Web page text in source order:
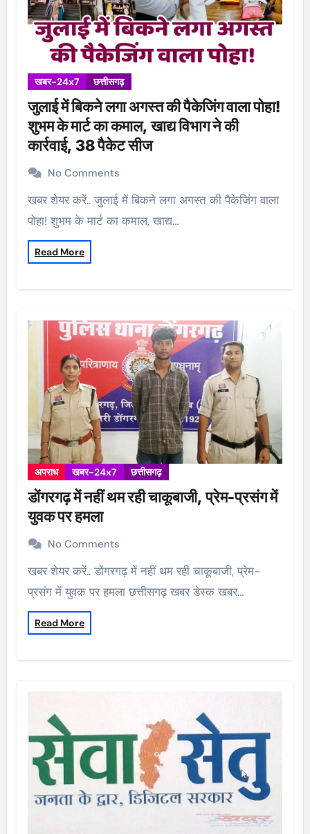
खबर-24x7 छत्तीसगढ़
जुलाई में बिकने लगा अगस्त की पैकेजिंग वाला पोहा!
शुभम के मार्ट का कमाल, खाद्य विभाग ने की
कार्रवाई, 38 पैकेट सीज
No Comments
खबर शेयर करें.. जुलाई में बिकने लगा अगस्त की पैकेजिंग वाला
पोहा! शुभम के मार्ट का कमाल, खाद्य…
Read More
अपराध खबर-24x7 छत्तीसगढ़
डोंगरगढ़ में नहीं थम रही चाकूबाजी, प्रेम-प्रसंग में
युवक पर हमला
No Comments
खबर शेयर करें.. डोंगरगढ़ में नहीं थम रही चाकूबाजी, प्रेम-
प्रसंग में युवक पर हमला छत्तीसगढ़ खबर डेस्क खबर…
Read More